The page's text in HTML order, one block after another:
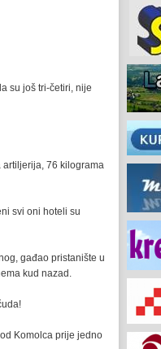
su još tri-četiri, nije
artiljerija, 76 kilograma
svi oni hoteli su
gađao pristanište u
kud nazad.
Komolca prije jedno